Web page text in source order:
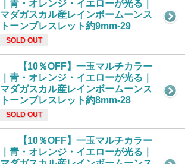
｜青・オレンジ・イエローが光る｜
マダガスカル産レインボームーンス
トーンブレスレット約9mm-29
SOLD OUT
【10％OFF】一玉マルチカラー
｜青・オレンジ・イエローが光る｜
マダガスカル産レインボームーンス
トーンブレスレット約8mm-28
SOLD OUT
【10％OFF】一玉マルチカラー
｜青・オレンジ・イエローが光る｜